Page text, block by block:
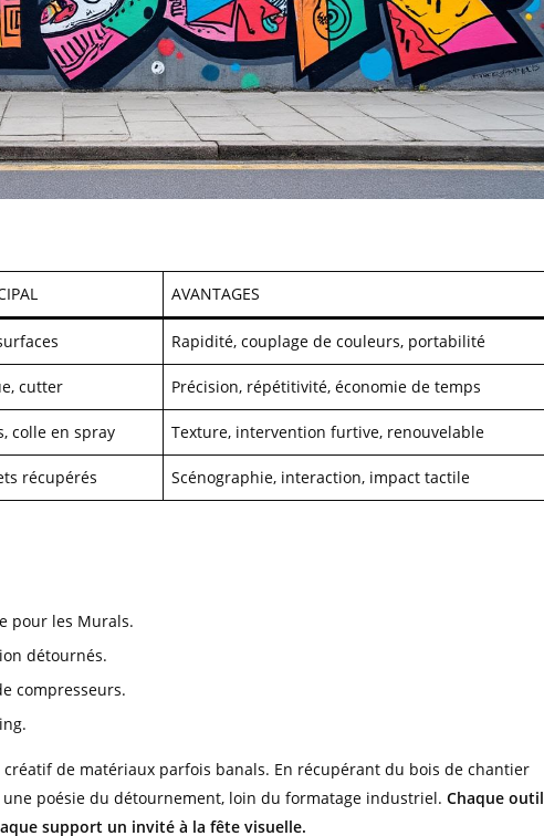
AVANTAGES
Rapidité, couplage de couleurs, portabilité
cutter Précision, répétitivité, économie de temps
colle en spray Texture, intervention furtive, renouvelable
récupérés Scénographie, interaction, impact tactile
pour les Murals.
détournés.
compresseurs.
créatif de matériaux parfois banals. En récupérant du bois de chantier
poésie du détournement, loin du formatage industriel. Chaque outil
support un invité à la fête visuelle.